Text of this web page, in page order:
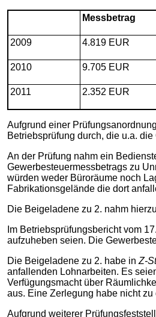
Messbetrag
2009 4.819 EUR
2010 9.705 EUR
2011 2.352 EUR
Aufgrund einer
Betriebsprüfung durch, die u.a.
An der Prüfung nahm ein
Gewerbesteuermessbetrags zu
würden weder Büroräume noch
Fabrikationsgelände die dort
Die Beigeladene zu 2. nahm
Im Betriebsprüfungsbericht vom
aufzuheben seien. Die
Die Beigeladene zu 2. habe in Z-
anfallenden Lohnarbeiten. Es
Verfügungsmacht über
aus. Eine Zerlegung habe nicht
Aufgrund weiterer